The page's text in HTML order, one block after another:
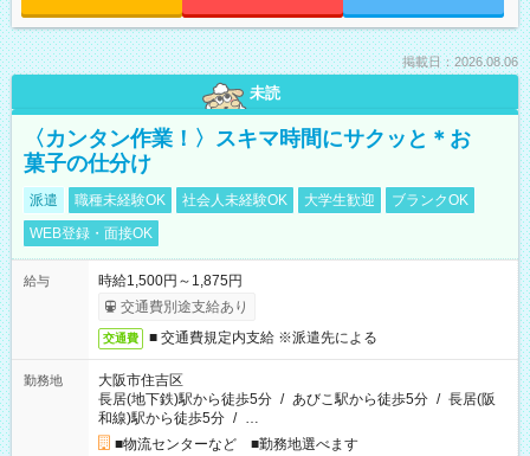
掲載日：2026.08.06
未読
〈カンタン作業！〉スキマ時間にサクッと＊お
菓子の仕分け
派遣 職種未経験OK 社会人未経験OK 大学生歓迎
ブランクOK
WEB登録・面接OK
給与
時給1,500円～1,875円
交通費別途支給あり
交通費 ■ 交通費規定内支給 ※派遣先による
勤務地
大阪市住吉区
長居(地下鉄)駅から徒歩5分 / あびこ駅から徒歩5分 / 長居(阪
和線)駅から徒歩5分 / …
■物流センターなど ■勤務地選べます